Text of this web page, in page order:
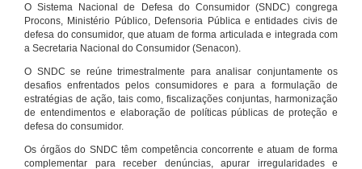
O Sistema Nacional de Defesa do Consumidor (SNDC) congrega
Procons, Ministério Público, Defensoria Pública e entidades civis de
defesa do consumidor, que atuam de forma articulada e integrada com
a Secretaria Nacional do Consumidor (Senacon).
O SNDC se reúne trimestralmente para analisar conjuntamente os
desafios enfrentados pelos consumidores e para a formulação de
estratégias de ação, tais como, fiscalizações conjuntas, harmonização
de entendimentos e elaboração de políticas públicas de proteção e
defesa do consumidor.
Os órgãos do SNDC têm competência concorrente e atuam de forma
complementar para receber denúncias, apurar irregularidades e